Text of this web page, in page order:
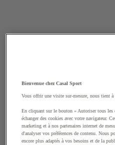
Bienvenue chez Casal Sport
Vous offrir une visite sur-mesure, nous tient
En cliquant sur le bouton « Autoriser tous
échanger des cookies avec votre navigateur.
marketing et à nos partenaires internet de
d'analyser vos préférences de contenu. Nous
encore plus adaptés à vos besoins et de la